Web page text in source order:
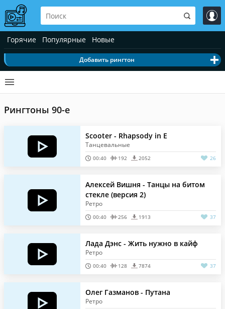
Горячие Популярные Новые
Добавить рингтон
Рингтоны 90-е
Scooter - Rhapsody in E
Танцевальные
00:40 192 2052 26
Алексей Вишня - Танцы на битом
стекле (версия 2)
Ретро
00:40 256 1913 37
Лада Дэнс - Жить нужно в кайф
Ретро
00:40 128 7874 37
Олег Газманов - Путана
Ретро